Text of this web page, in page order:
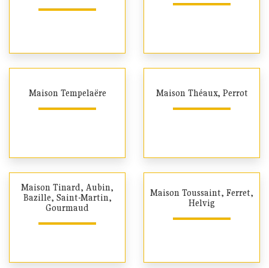
Maison Tempelaëre Maison Théaux, Perrot
Maison Tinard, Aubin,
Bazille, Saint-Martin,
Gourmaud
Maison Toussaint, Ferret,
Helvig